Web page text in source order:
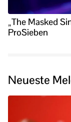
„The Masked
ProSieben
Neueste